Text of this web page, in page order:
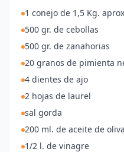
1 conejo de 1,5 Kg.
500 gr. de cebollas
500 gr. de zanahorias
20 granos de pimienta
4 dientes de ajo
2 hojas de laurel
sal gorda
200 ml. de aceite de oliva
1/2 l. de vinagre